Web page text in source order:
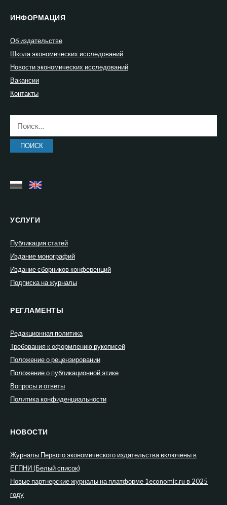
ИНФОРМАЦИЯ
Об издательстве
Школа экономических исследований
Новости экономических исследований
Вакансии
Контакты
УСЛУГИ
Публикация статей
Издание монографий
Издание сборников конференций
Подписка на журналы
РЕГЛАМЕНТЫ
Редакционная политика
Требования к оформлению рукописей
Положение о рецензировании
Положение о публикационной этике
Вопросы и ответы
Политика конфиденциальности
НОВОСТИ
Журналы Первого экономического издательства включены в
ЕГПНИ (Белый список)
Новые партнерские журналы на платформе 1economic.ru в 2025
году